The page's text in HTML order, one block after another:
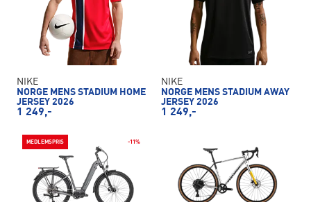
NIKE
NORGE MENS STADIUM HOME
JERSEY 2026
1 249,-
NIKE
NORGE MENS STADIUM AWAY
JERSEY 2026
1 249,-
MEDLEMSPRIS -11%